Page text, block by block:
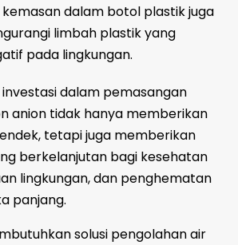
dalam botol plastik juga
limbah plastik yang
pada lingkungan.
dalam pemasangan
anion tidak hanya memberikan
tetapi juga memberikan
berkelanjutan bagi kesehatan
lingkungan, dan penghematan
panjang.
solusi pengolahan air